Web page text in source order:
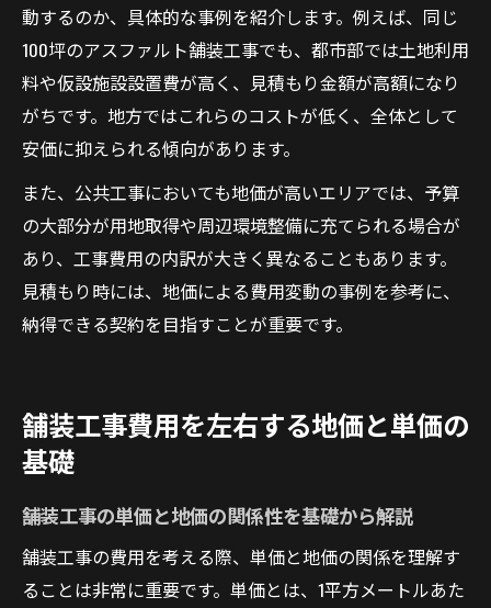
動するのか、具体的な事例を紹介します。例えば、同じ
100坪のアスファルト舗装工事でも、都市部では土地利用
料や仮設施設設置費が高く、見積もり金額が高額になり
がちです。地方ではこれらのコストが低く、全体として
安価に抑えられる傾向があります。
また、公共工事においても地価が高いエリアでは、予算
の大部分が用地取得や周辺環境整備に充てられる場合が
あり、工事費用の内訳が大きく異なることもあります。
見積もり時には、地価による費用変動の事例を参考に、
納得できる契約を目指すことが重要です。
舗装工事費用を左右する地価と単価の
基礎
舗装工事の単価と地価の関係性を基礎から解説
舗装工事の費用を考える際、単価と地価の関係を理解す
ることは非常に重要です。単価とは、1平方メートルあた